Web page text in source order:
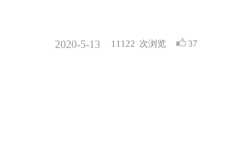
11122 次浏览 37
2020-5-13